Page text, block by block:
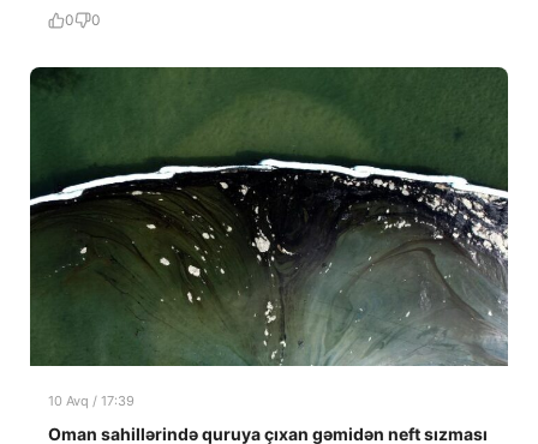
0 0
10 Avq / 17:39
Oman sahillərində quruya çıxan gəmidən neft sızması